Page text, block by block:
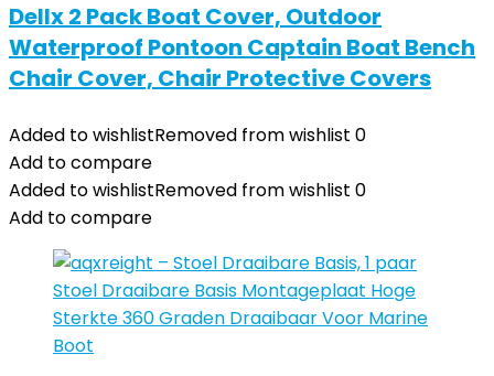
Dellx 2 Pack Boat Cover, Outdoor
Waterproof Pontoon Captain Boat Bench
Chair Cover, Chair Protective Covers
Added to wishlistRemoved from wishlist 0
Add to compare
Added to wishlistRemoved from wishlist 0
Add to compare